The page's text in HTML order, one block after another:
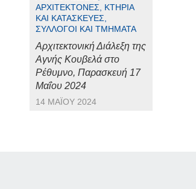
ΑΡΧΙΤΈΚΤΟΝΕΣ, ΚΤΉΡΙΑ
ΚΑΙ ΚΑΤΑΣΚΕΥΈΣ,
ΣΎΛΛΟΓΟΙ ΚΑΙ ΤΜΉΜΑΤΑ
Αρχιτεκτονική Διάλεξη της
Αγνής Κουβελά στο
Ρέθυμνο, Παρασκευή 17
Μαΐου 2024
14 ΜΑΪ́ΟΥ 2024